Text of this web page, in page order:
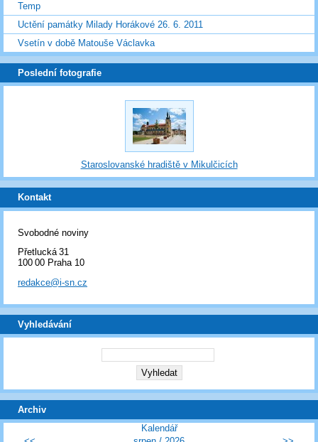
Temp
Uctění památky Milady Horákové 26. 6. 2011
Vsetín v době Matouše Václavka
Poslední fotografie
Staroslovanské hradiště v Mikulčicích
Kontakt
Svobodné noviny
Přetlucká 31
100 00 Praha 10
redakce@i-sn.cz
Vyhledávání
Archiv
Kalendář